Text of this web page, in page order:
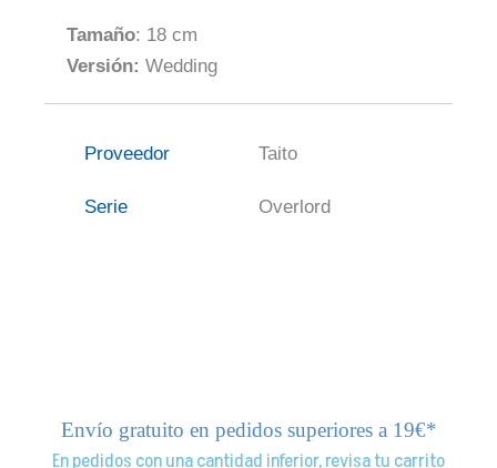
Tamaño: 18 cm
Versión: Wedding
Proveedor Taito
Serie Overlord
Envío gratuito en pedidos superiores a 19€*
En pedidos con una cantidad inferior, revisa tu carrito